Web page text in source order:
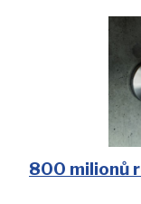
800 milionů